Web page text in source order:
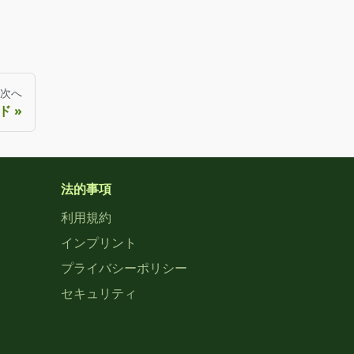
次へ
法的事項
利用規約
インプリント
プライバシーポリシー
セキュリティ